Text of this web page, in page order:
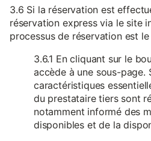
3.6 Si la réservation est
réservation express via le site
processus de réservation est
3.6.1 En cliquant sur le
accède à une sous-page.
caractéristiques
du prestataire tiers sont
notamment informé des
disponibles et de la